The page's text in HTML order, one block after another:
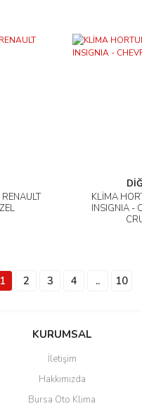
KLİMA
INSIGNIA -
1 2 3 4 .. 10
KURUMSAL
İletişim
Hakkımızda
Bursa Oto Klima